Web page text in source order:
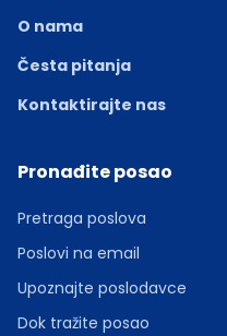
O nama
Česta pitanja
Kontaktirajte nas
Pronađite posao
Pretraga poslova
Poslovi na email
Upoznajte poslodavce
Dok tražite posao